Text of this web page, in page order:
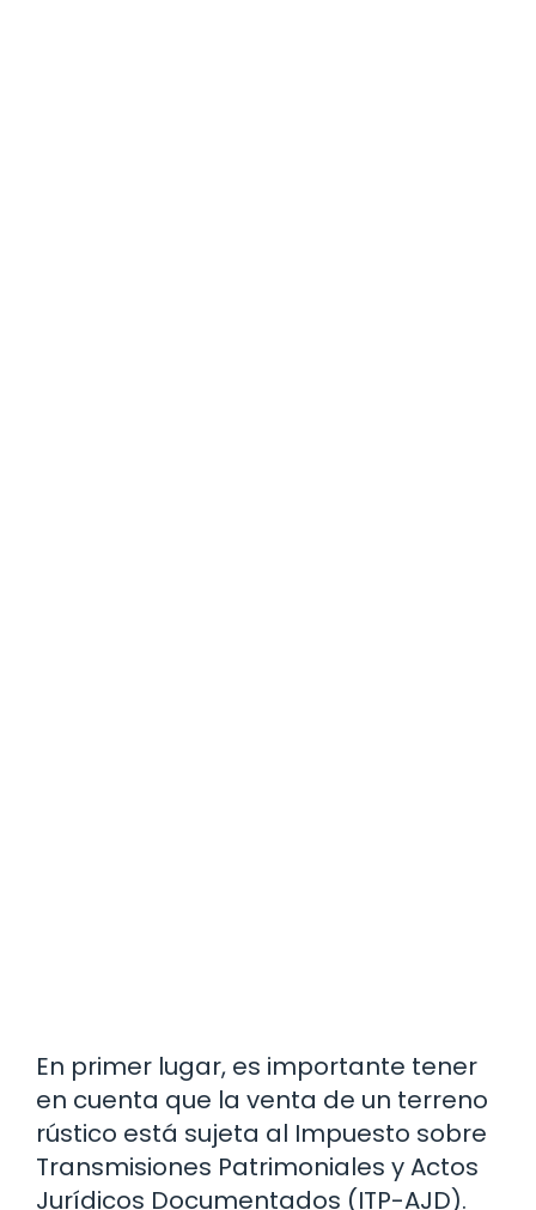
En primer lugar, es importante tener
en cuenta que la venta de un terreno
rústico está sujeta al Impuesto sobre
Transmisiones Patrimoniales y Actos
Jurídicos Documentados (ITP-AJD).